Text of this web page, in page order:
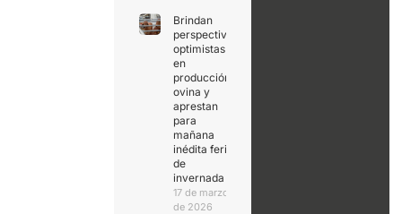
Brindan
perspectivas
optimistas
en
producción
ovina y
aprestan
para
mañana
inédita feria
de
invernada
17 de marzo
de 2026